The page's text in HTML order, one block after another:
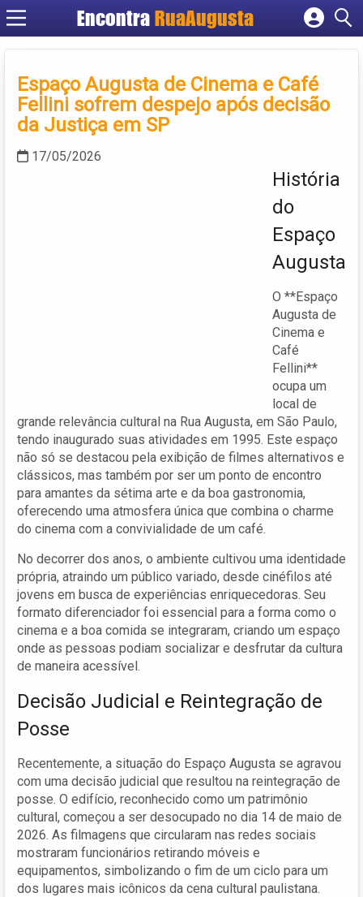
Encontra RuaAugusta
Cadastrar empresa
Criar conta
Espaço Augusta de Cinema e Café
Fellini sofrem despejo após decisão
da Justiça em SP
17/05/2026
História
do
Espaço
Augusta
O **Espaço
Augusta de
Cinema e
Café
Fellini**
ocupa um
local de
grande relevância cultural na Rua Augusta, em São Paulo,
tendo inaugurado suas atividades em 1995. Este espaço
não só se destacou pela exibição de filmes alternativos e
clássicos, mas também por ser um ponto de encontro
para amantes da sétima arte e da boa gastronomia,
oferecendo uma atmosfera única que combina o charme
do cinema com a convivialidade de um café.
No decorrer dos anos, o ambiente cultivou uma identidade
própria, atraindo um público variado, desde cinéfilos até
jovens em busca de experiências enriquecedoras. Seu
formato diferenciador foi essencial para a forma como o
cinema e a boa comida se integraram, criando um espaço
onde as pessoas podiam socializar e desfrutar da cultura
de maneira acessível.
Decisão Judicial e Reintegração de
Posse
Recentemente, a situação do Espaço Augusta se agravou
com uma decisão judicial que resultou na reintegração de
posse. O edifício, reconhecido como um patrimônio
cultural, começou a ser desocupado no dia 14 de maio de
2026. As filmagens que circularam nas redes sociais
mostraram funcionários retirando móveis e
equipamentos, simbolizando o fim de um ciclo para um
dos lugares mais icônicos da cena cultural paulistana.